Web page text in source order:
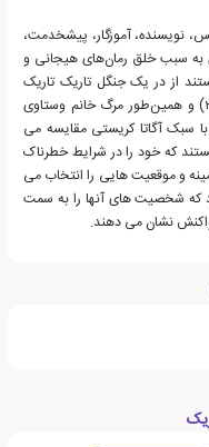
رمان‌نویس، نویسنده، آموزگار، پیشخدمت،
به سبب خلق رمان‌های هیجانی و
از در یک جنگل تاریک تاریک
(۲۰۱۵)، زنی در کابین ۱۰ (۲۰۱۶)، بازی دروغ (۲۰۱۷) و همین‌طور مرگ خانم وستاوی
با سبک آگاتا کریستی مقایسه می
که خود را در شرایط خطرناک
و موقعیت هایی را انتخاب می
شخصیت های آنها را به سمت
نشان می دهند.